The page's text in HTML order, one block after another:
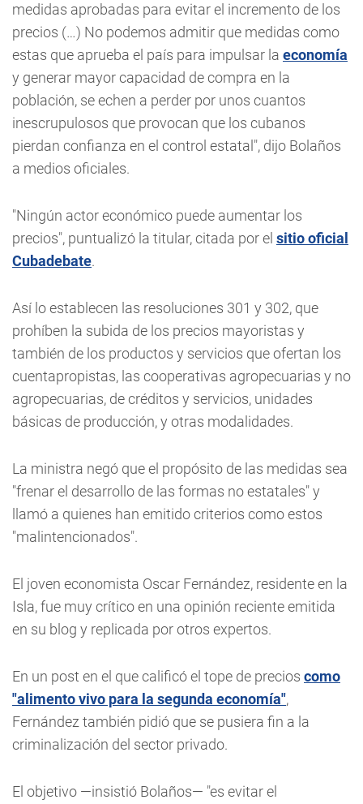
medidas aprobadas para evitar el incremento de los
precios (…) No podemos admitir que medidas como
estas que aprueba el país para impulsar la economía
y generar mayor capacidad de compra en la
población, se echen a perder por unos cuantos
inescrupulosos que provocan que los cubanos
pierdan confianza en el control estatal", dijo Bolaños
a medios oficiales.
"Ningún actor económico puede aumentar los
precios", puntualizó la titular, citada por el sitio oficial
Cubadebate.
Así lo establecen las resoluciones 301 y 302, que
prohíben la subida de los precios mayoristas y
también de los productos y servicios que ofertan los
cuentapropistas, las cooperativas agropecuarias y no
agropecuarias, de créditos y servicios, unidades
básicas de producción, y otras modalidades.
La ministra negó que el propósito de las medidas sea
"frenar el desarrollo de las formas no estatales" y
llamó a quienes han emitido criterios como estos
"malintencionados".
El joven economista Oscar Fernández, residente en la
Isla, fue muy crítico en una opinión reciente emitida
en su blog y replicada por otros expertos.
En un post en el que calificó el tope de precios como
"alimento vivo para la segunda economía",
Fernández también pidió que se pusiera fin a la
criminalización del sector privado.
El objetivo —insistió Bolaños— "es evitar el